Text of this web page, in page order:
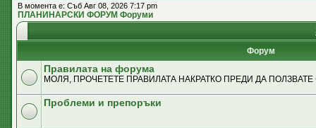
В момента е: Съб Авг 08, 2026 7:17 pm
ПЛАНИНАРСКИ ФОРУМ Форуми
Форум
Правилата на форума
МОЛЯ, ПРОЧЕТЕТЕ ПРАВИЛАТА НАКРАТКО ПРЕДИ ДА
Проблеми и препоръки